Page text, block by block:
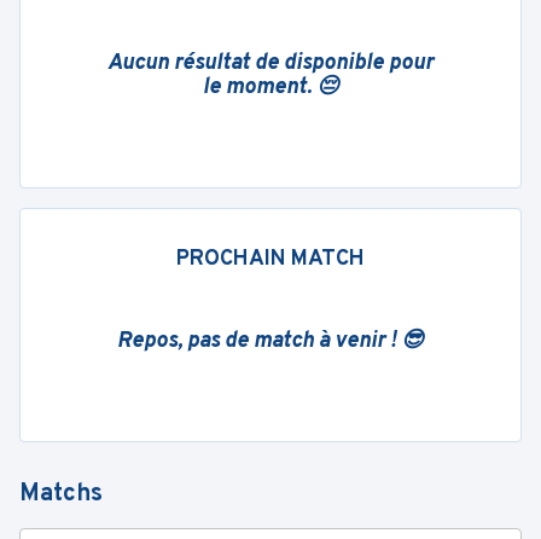
Aucun résultat de disponible pour
le moment. 😔
PROCHAIN MATCH
Repos, pas de match à venir ! 😎
Matchs